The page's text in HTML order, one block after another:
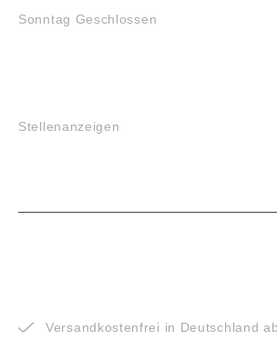
Sonntag Geschlossen
Stellenanzeigen
Versandkostenfrei in Deutschland